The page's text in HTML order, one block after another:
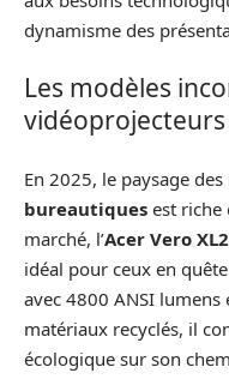
dynamisme des
Les modèles
En 2025, le paysage
bureautiques est riche
marché, l’Acer Vero
idéal pour ceux en
avec 4800 ANSI
matériaux recyclés, il
écologique sur son